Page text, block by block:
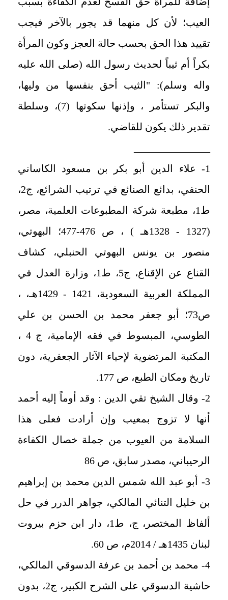
العيب؛ لأن كل منهما قد يجور بالآخر فيجب
تقييد هذا الحق بحسب حالة العجز وكون المرأة
بكراً أم ثيباً لحديث رسول الله (صلى الله عليه
واله وسلم): "الثيب أحق بنفسها من وليها،
والبكر تستأمر ، وإذنها سكوتها (7)، وسلطة
تقدير ذلك يكون للقاضي.
1- علاء الدين أبو بكر بن مسعود الكاساني
الحنفي، بدائع الصنائع في ترتيب الشرائع، ج2،
ط1، مطبعة شركة المطبوعات العلمية، مصر،
(1327 - 1328هـ ) ، ص 476-477؛ البهوتي،
منصور بن يونس البهوتي الحنبلي، كشاف
القناع عن الإقناع، ج5، ط1، وزارة العدل في
المملكة العربية السعودية، 1421 - 1429هـ، ،
ص73؛ أبو جعفر محمد بن الحسن بن علي
الطوسي، المبسوط في فقه الإمامية، ج 4 ،
المكتبة المرتضوية لإحياء الآثار الجعفرية، دون
تاريخ ومكان الطبع، ص 177.
2- وقال الشيخ تقي الدين : وقد أوماً إليه أحمد
أنها لا تزوج بمعيب وإن أرادت فعلى هذا
السلامة من العيوب من جملة خصال الكفاءة
الرحيباني، مصدر سابق، ص 86
3- أبو عبد الله شمس الدين محمد بن إبراهيم
بن خليل التنائي المالكي، جواهر الدرر في حل
ألفاظ المختصر، ج، ط1، دار ابن حزم بيروت
لبنان 1435هـ / 2014م، ص 60.
4- محمد بن أحمد بن عرفة الدسوقي المالكي،
حاشية الدسوقي على الشرح الكبير، ج2، بدون